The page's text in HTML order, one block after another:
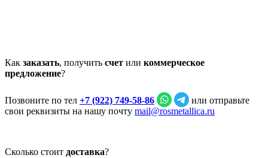
Как заказать, получить счет или коммерческое
предложение?
Позвоните по тел +7 (922) 749‑58‑86
или отправьте
свои реквизиты на нашу почту mail@rosmetallica.ru
Сколько стоит доставка?